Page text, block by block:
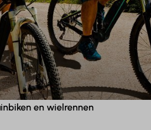
en wielrennen